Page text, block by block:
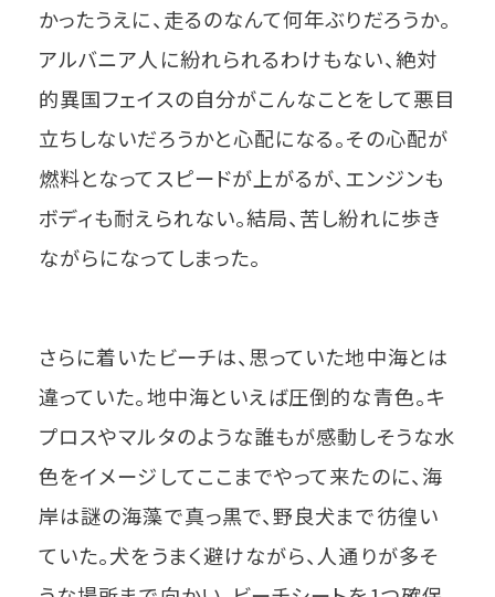
かったうえに、走るのなんて何年ぶりだろうか。
アルバニア人に紛れられるわけもない、絶対
的異国フェイスの自分がこんなことをして悪目
立ちしないだろうかと心配になる。その心配が
燃料となってスピードが上がるが、エンジンも
ボディも耐えられない。結局、苦し紛れに歩き
ながらになってしまった。
さらに着いたビーチは、思っていた地中海とは
違っていた。地中海といえば圧倒的な青色。キ
プロスやマルタのような誰もが感動しそうな水
色をイメージしてここまでやって来たのに、海
岸は謎の海藻で真っ黒で、野良犬まで彷徨い
ていた。犬をうまく避けながら、人通りが多そ